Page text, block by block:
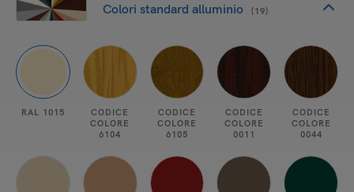
Colori standard alluminio (19)
RAL 1015
CODICE
COLORE
6104
CODICE
COLORE
6105
CODICE
COLORE
0011
CODICE
COLORE
0044